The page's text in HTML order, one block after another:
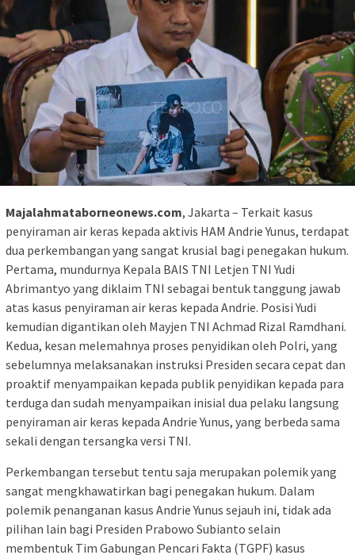
Majalahmataborneonews.com, Jakarta – Terkait kasus
penyiraman air keras kepada aktivis HAM Andrie Yunus, terdapat
dua perkembangan yang sangat krusial bagi penegakan hukum.
Pertama, mundurnya Kepala BAIS TNI Letjen TNI Yudi
Abrimantyo yang diklaim TNI sebagai bentuk tanggung jawab
atas kasus penyiraman air keras kepada Andrie. Posisi Yudi
kemudian digantikan oleh Mayjen TNI Achmad Rizal Ramdhani.
Kedua, kesan melemahnya proses penyidikan oleh Polri, yang
sebelumnya melaksanakan instruksi Presiden secara cepat dan
proaktif menyampaikan kepada publik penyidikan kepada para
terduga dan sudah menyampaikan inisial dua pelaku langsung
penyiraman air keras kepada Andrie Yunus, yang berbeda sama
sekali dengan tersangka versi TNI.
Perkembangan tersebut tentu saja merupakan polemik yang
sangat mengkhawatirkan bagi penegakan hukum. Dalam
polemik penanganan kasus Andrie Yunus sejauh ini, tidak ada
pilihan lain bagi Presiden Prabowo Subianto selain
membentuk Tim Gabungan Pencari Fakta (TGPF) kasus